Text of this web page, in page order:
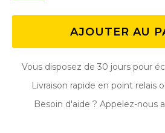
AJOUTER AU
Vous disposez de 30 jours pour
Livraison rapide en point relais
Besoin d'aide ? Appelez-nous